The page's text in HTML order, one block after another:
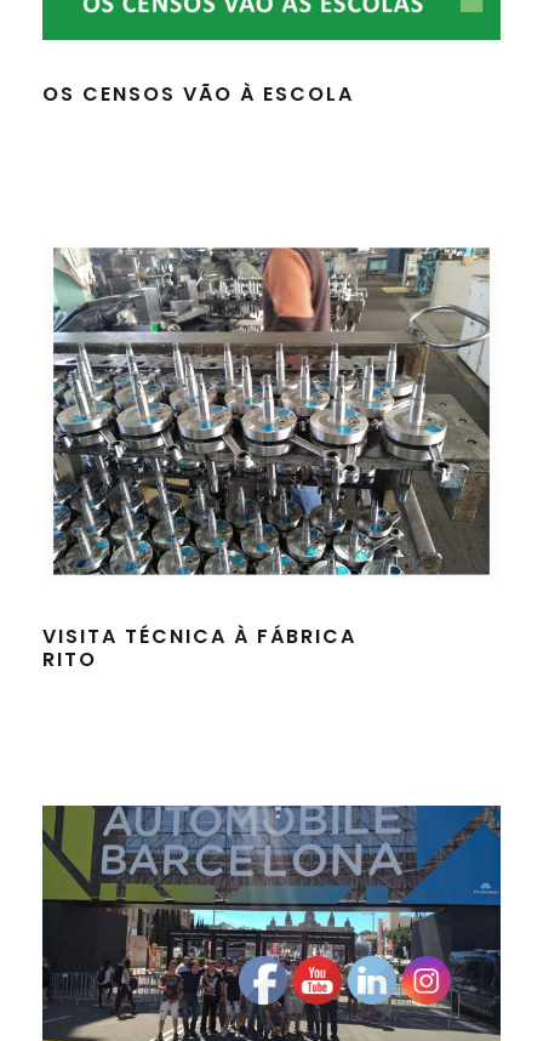
OS CENSOS VÃO À ESCOLA
VISITA TÉCNICA À FÁBRICA
RITO